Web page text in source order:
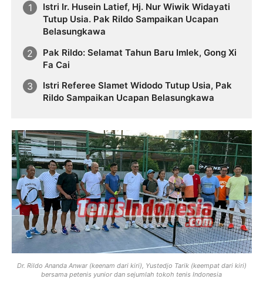
Istri Ir. Husein Latief, Hj. Nur Wiwik Widayati
Tutup Usia. Pak Rildo Sampaikan Ucapan
Belasungkawa
Pak Rildo: Selamat Tahun Baru Imlek, Gong Xi
Fa Cai
Istri Referee Slamet Widodo Tutup Usia, Pak
Rildo Sampaikan Ucapan Belasungkawa
Dr. Rildo Ananda Anwar (keenam dari kiri), Yustedjo Tarik (keempat dari kiri)
bersama petenis yunior dan sejumlah tokoh tenis Indonesia